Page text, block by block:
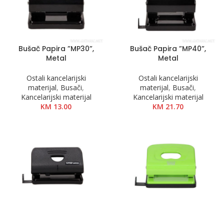
Bušač Papira ”MP30”,
Metal
Ostali kancelarijski
materijal, Busači,
Kancelarijski materijal
KM 13.00
Bušač Papira ”MP40”,
Metal
Ostali kancelarijski
materijal, Busači,
Kancelarijski materijal
KM 21.70